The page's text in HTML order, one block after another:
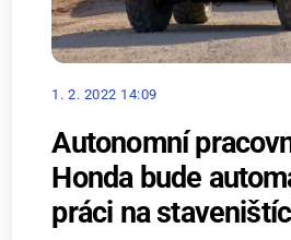
1. 2. 2022 14:09
Autonomní
Honda bude
práci na